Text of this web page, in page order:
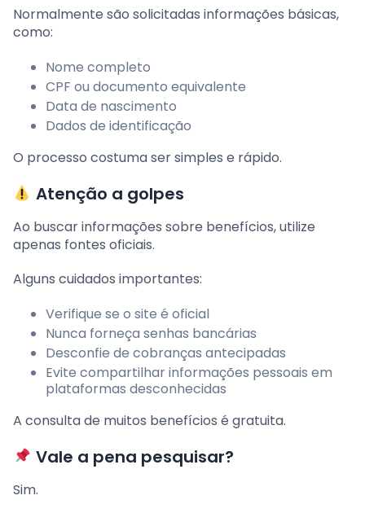
Normalmente são solicitadas informações básicas,
como:
Nome completo
CPF ou documento equivalente
Data de nascimento
Dados de identificação
O processo costuma ser simples e rápido.
Atenção a golpes
Ao buscar informações sobre benefícios, utilize
apenas fontes oficiais.
Alguns cuidados importantes:
Verifique se o site é oficial
Nunca forneça senhas bancárias
Desconfie de cobranças antecipadas
Evite compartilhar informações pessoais em
plataformas desconhecidas
A consulta de muitos benefícios é gratuita.
Vale a pena pesquisar?
Sim.